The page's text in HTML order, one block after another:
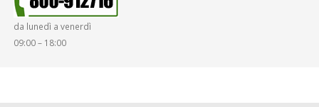
da lunedì a venerdì
09:00 – 18:00